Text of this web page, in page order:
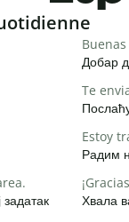
Добар
Te
Estoy
Радим
Хвала